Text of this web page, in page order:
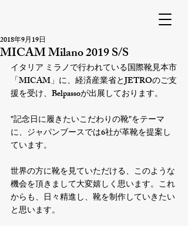
MICAM Milano 2019 S/S
2018年9月19日
イタリア ミラノで行われている国際靴見本市
「MICAM」に、経済産業省とJETROのご支
援を受け、Belpassoが出展しております。
"記念日に履きたいこだわりの靴"をテーマ
に、ジャパンブースでは6社が革靴を提案し
ています。
世界の方に靴を見ていただける、このような
機会を頂きまして大変嬉しく思います。これ
からも、日々精進し、靴を制作していきたい
と思います。